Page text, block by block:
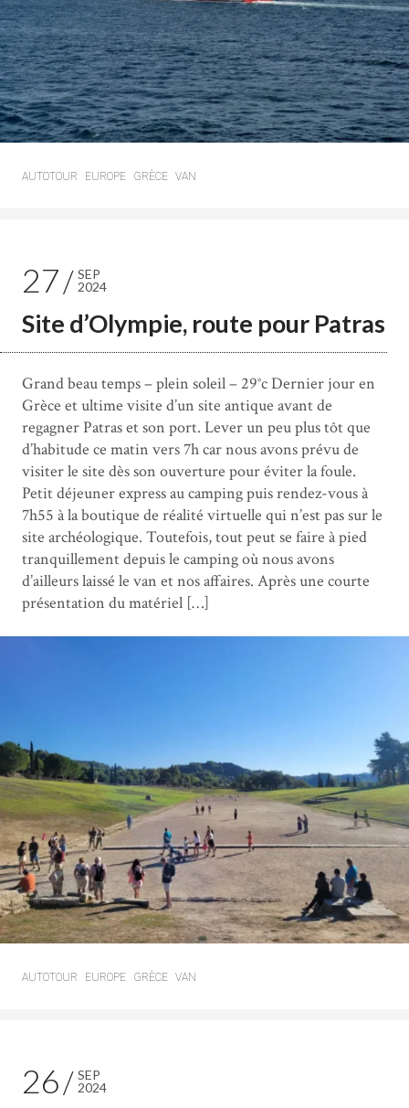
AUTOTOUR EUROPE GRÈCE VAN
27
SEP
2024
Site d’Olympie, route pour Patras
Grand beau temps – plein soleil – 29°c Dernier jour en
Grèce et ultime visite d’un site antique avant de
regagner Patras et son port. Lever un peu plus tôt que
d’habitude ce matin vers 7h car nous avons prévu de
visiter le site dès son ouverture pour éviter la foule.
Petit déjeuner express au camping puis rendez-vous à
7h55 à la boutique de réalité virtuelle qui n’est pas sur le
site archéologique. Toutefois, tout peut se faire à pied
tranquillement depuis le camping où nous avons
d’ailleurs laissé le van et nos affaires. Après une courte
présentation du matériel […]
AUTOTOUR EUROPE GRÈCE VAN
26
SEP
2024